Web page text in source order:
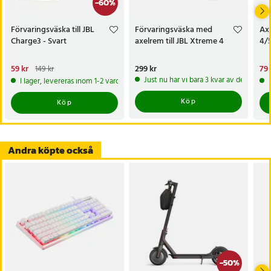
- Skydd: Vattentålig, dammtålig och stötsäker
- Bärfunktioner: Gummihandtag och avtagbar axelrem
- Stängning: Slitstark dragkedja
-60%
Förvaringsväska till JBL
Charge3 - Svart
Nuvarande pris
59 krTidigare pris:149 kr
59 kr 149 kr
I lager, levereras inom 1-2 vardagar
Köp
Förvaringsväska med
axelrem till JBL Xtreme 4
Pris:299 kr
299 kr
Just nu har vi bara 3 kvar av denna
Köp
4/
79
79
Andra köpte också
-50%